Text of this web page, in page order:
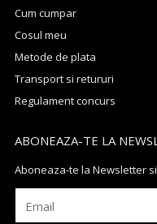
Cum cumpar
Cosul meu
Metode de plata
Transport si retururi
Regulament concurs
ABONEAZA-TE LA
Aboneaza-te la Newsletter
Email